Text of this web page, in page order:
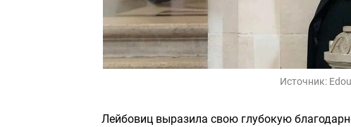
Источник:
Лейбовиц выразила свою глубокую